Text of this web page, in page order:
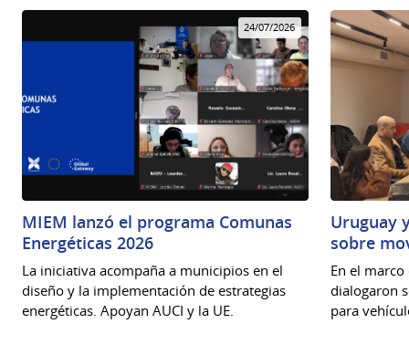
24/07/2026
MIEM lanzó el programa Comunas
Energéticas 2026
La iniciativa acompaña a municipios en el
diseño y la implementación de estrategias
energéticas. Apoyan AUCI y la UE.
Uruguay
sobre
En el
dialogaron
para